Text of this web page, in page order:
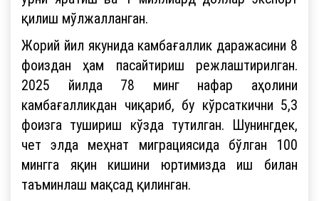
қилиш мўлжалланган.
Жорий йил якунида камбағаллик даражасини 8
фоиздан ҳам пасайтириш режлаштирилган.
2025 йилда 78 минг нафар аҳолини
камбағалликдан чиқариб, бу кўрсаткични 5,3
фоизга тушириш кўзда тутилган. Шунингдек,
чет элда меҳнат миграциясида бўлган 100
мингга яқин кишини юртимизда иш билан
таъминлаш мақсад қилинган.